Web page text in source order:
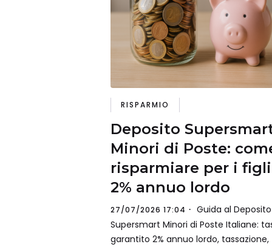
RISPARMIO
Deposito
Minori di Poste:
risparmiare per i
2% annuo lordo
27/07/2026 17:04
Guida al Deposito
Supersmart Minori di Poste Italiane:
garantito 2% annuo lordo, tassazione,